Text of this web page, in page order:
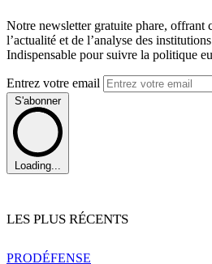
Notre newsletter gratuite phare, offrant
l’actualité et de l’analyse des
Indispensable pour suivre la politique
Entrez votre email
S'abonner
Loading...
LES PLUS RÉCENTS
PRODÉFENSE